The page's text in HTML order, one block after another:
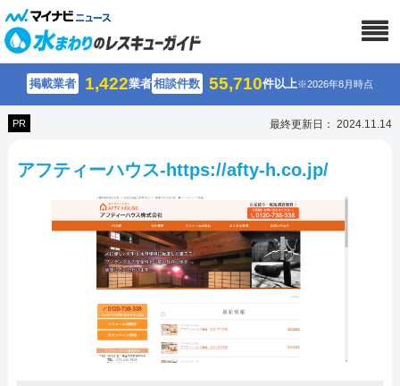
掲載業者 1,422業者相談件数 55,710件以上※2026年8月時点
PR 最終更新日： 2024.11.14
アフティーハウス-https://afty-h.co.jp/